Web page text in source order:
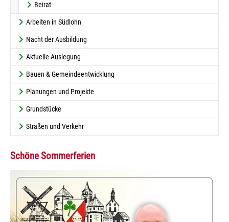
Beirat
Arbeiten in Südlohn
Nacht der Ausbildung
Aktuelle Auslegung
Bauen & Gemeindeentwicklung
Planungen und Projekte
Grundstücke
Straßen und Verkehr
Schöne Sommerferien